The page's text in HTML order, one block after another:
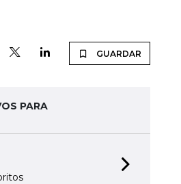
GUARDAR
PARA